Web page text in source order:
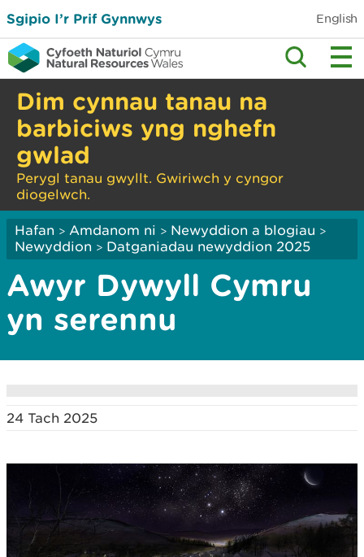
Sgipio I’r Prif Gynnwys English
Dim cynnau tanau na
barbiciws yng nghefn
gwlad
Perygl tanau gwyllt. Gwiriwch y cyngor
diogelwch.
Hafan > Amdanom ni > Newyddion a blogiau >
Newyddion > Datganiadau newyddion 2025
Awyr Dywyll Cymru
yn serennu
24 Tach 2025